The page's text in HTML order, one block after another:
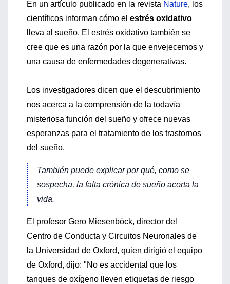
En un artículo publicado en la revista Nature, los
científicos informan cómo el estrés oxidativo
lleva al sueño. El estrés oxidativo también se
cree que es una razón por la que envejecemos y
una causa de enfermedades degenerativas.
Los investigadores dicen que el descubrimiento
nos acerca a la comprensión de la todavía
misteriosa función del sueño y ofrece nuevas
esperanzas para el tratamiento de los trastornos
del sueño.
También puede explicar por qué, como se
sospecha, la falta crónica de sueño acorta la
vida.
El profesor Gero Miesenböck, director del
Centro de Conducta y Circuitos Neuronales de
la Universidad de Oxford, quien dirigió el equipo
de Oxford, dijo: "No es accidental que los
tanques de oxígeno lleven etiquetas de riesgo